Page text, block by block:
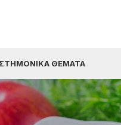
ΘΈΜΑΤΑ